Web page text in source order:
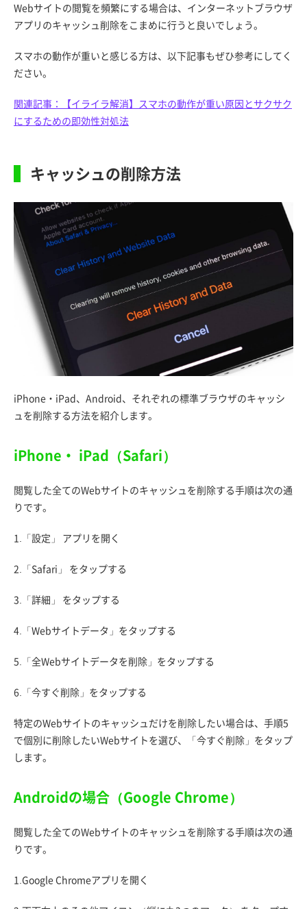
Webサイトの閲覧を頻繁にする場合は、インターネットブラウザ
アプリのキャッシュ削除をこまめに行うと良いでしょう。
スマホの動作が重いと感じる方は、以下記事もぜひ参考にしてく
ださい。
関連記事：【イライラ解消】スマホの動作が重い原因とサクサク
にするための即効性対処法
キャッシュの削除方法
iPhone・iPad、Android、それぞれの標準ブラウザのキャッシ
ュを削除する方法を紹介します。
iPhone・ iPad（Safari）
閲覧した全てのWebサイトのキャッシュを削除する手順は次の通
りです。
1.「設定」 アプリを開く
2.「Safari」 をタップする
3.「詳細」 をタップする
4.「Webサイトデータ」をタップする
5.「全Webサイトデータを削除」をタップする
6.「今すぐ削除」をタップする
特定のWebサイトのキャッシュだけを削除したい場合は、手順5
で個別に削除したいWebサイトを選び、「今すぐ削除」をタップ
します。
Androidの場合（Google Chrome）
閲覧した全てのWebサイトのキャッシュを削除する手順は次の通
りです。
1.Google Chromeアプリを開く